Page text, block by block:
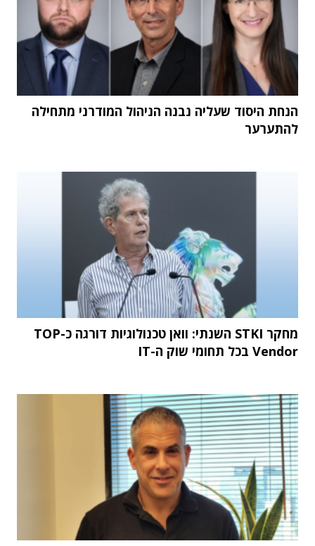
הנחת היסוד שעליה נבנה הניהול המודרני מתחילה
להתערער
מחקר STKI השנתי: וואן טכנולוגיות דורגה כ-TOP
Vendor בכל תחומי שוק ה-IT